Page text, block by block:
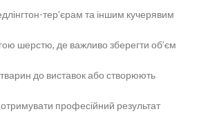
тер’єрам та іншим кучерявим
шерстю, де важливо зберегти об’єм
до виставок або створюють
професійний результат